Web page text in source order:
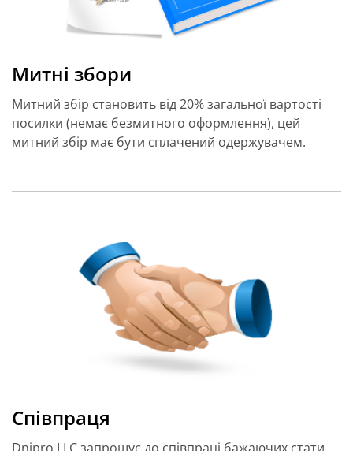
Митні збори
Митний збір становить від 20% загальної вартості
посилки (немає безмитного оформлення), цей
митний збір має бути сплачений одержувачем.
Співпраця